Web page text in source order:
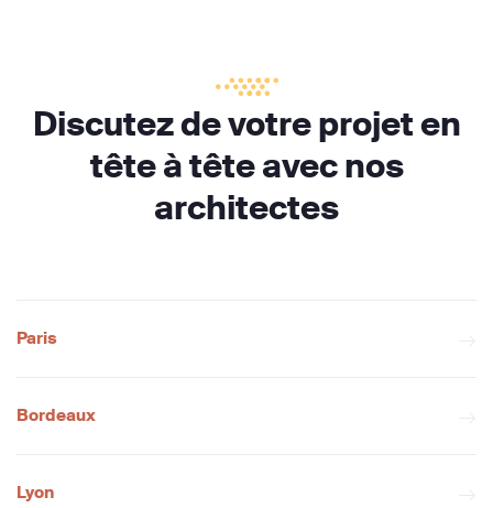
Discutez de votre projet en
tête à tête avec nos
architectes
Paris
Bordeaux
Lyon